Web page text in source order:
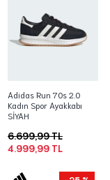
Adidas Run 70s 2.0
Kadın Spor Ayakkabı
SİYAH
4.999,99 TL
6.699,99 TL